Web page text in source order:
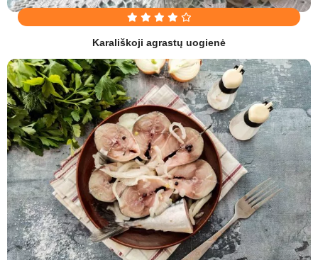
Karališkoji agrastų uogienė